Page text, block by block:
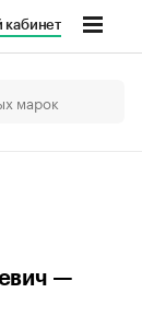
кабинет
—